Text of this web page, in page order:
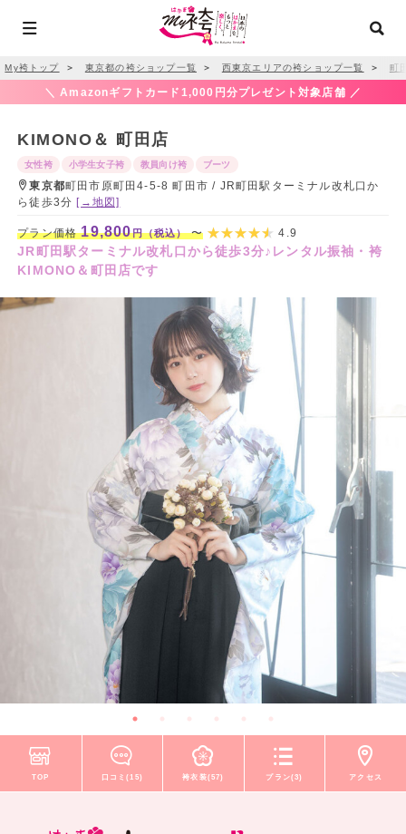
My袴トップ ＞ 東京都の袴ショップ一覧 ＞ 西東京エリアの袴ショップ一覧 ＞ 町
＼ Amazonギフトカード1,000円分プレゼント対象店舗 ／
KIMONO＆ 町田店
女性袴 小学生女子袴 教員向け袴 ブーツ
東京都町田市原町田4-5-8 町田市 / JR町田駅ターミナル改札口か
ら徒歩3分[→地図]
プラン価格19,800円（税込）〜 4.9
JR町田駅ターミナル改札口から徒歩3分♪レンタル振袖・袴
KIMONO＆町田店です
TOP 口コミ(15) 袴衣装(57) プラン(3) アクセス